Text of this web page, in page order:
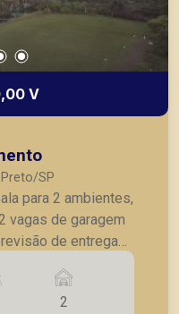
V
SP
para 2 ambientes,
vagas de garagem
2